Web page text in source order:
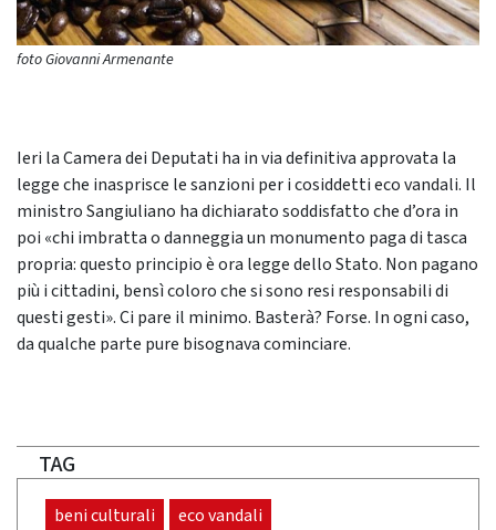
foto Giovanni Armenante
Ieri la Camera dei Deputati ha in via definitiva approvata la
legge che inasprisce le sanzioni per i cosiddetti eco vandali. Il
ministro Sangiuliano ha dichiarato soddisfatto che d’ora in
poi «chi imbratta o danneggia un monumento paga di tasca
propria: questo principio è ora legge dello Stato. Non pagano
più i cittadini, bensì coloro che si sono resi responsabili di
questi gesti». Ci pare il minimo. Basterà? Forse. In ogni caso,
da qualche parte pure bisognava cominciare.
TAG
beni culturali eco vandali